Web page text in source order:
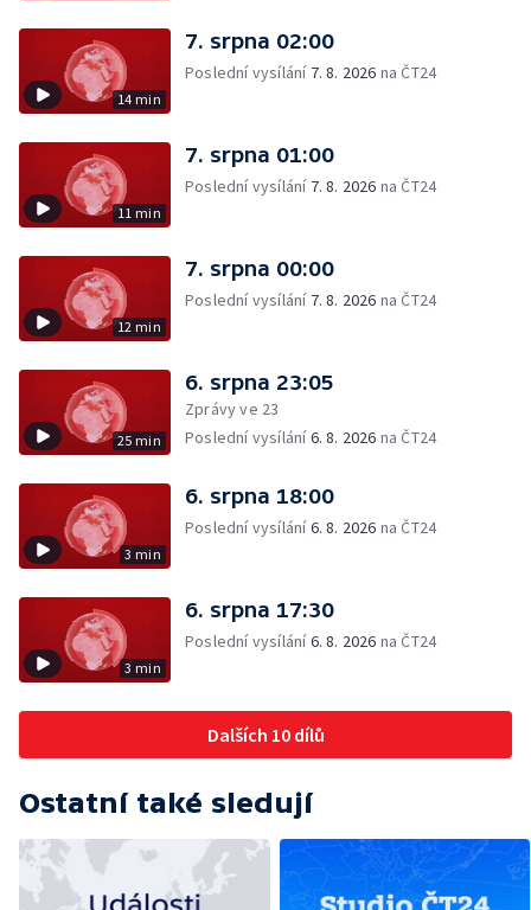
14 min
7. srpna 02:00
Poslední vysílání 7. 8. 2026 na ČT24
11 min
7. srpna 01:00
Poslední vysílání 7. 8. 2026 na ČT24
12 min
7. srpna 00:00
Poslední vysílání 7. 8. 2026 na ČT24
25 min
6. srpna 23:05
Zprávy ve 23
Poslední vysílání6. 8. 2026 na ČT24
3 min
6. srpna 18:00
Poslední vysílání6. 8. 2026 na ČT24
3 min
6. srpna 17:30
Poslední vysílání6. 8. 2026 na ČT24
Dalších 10 dílů
Ostatní také sledují